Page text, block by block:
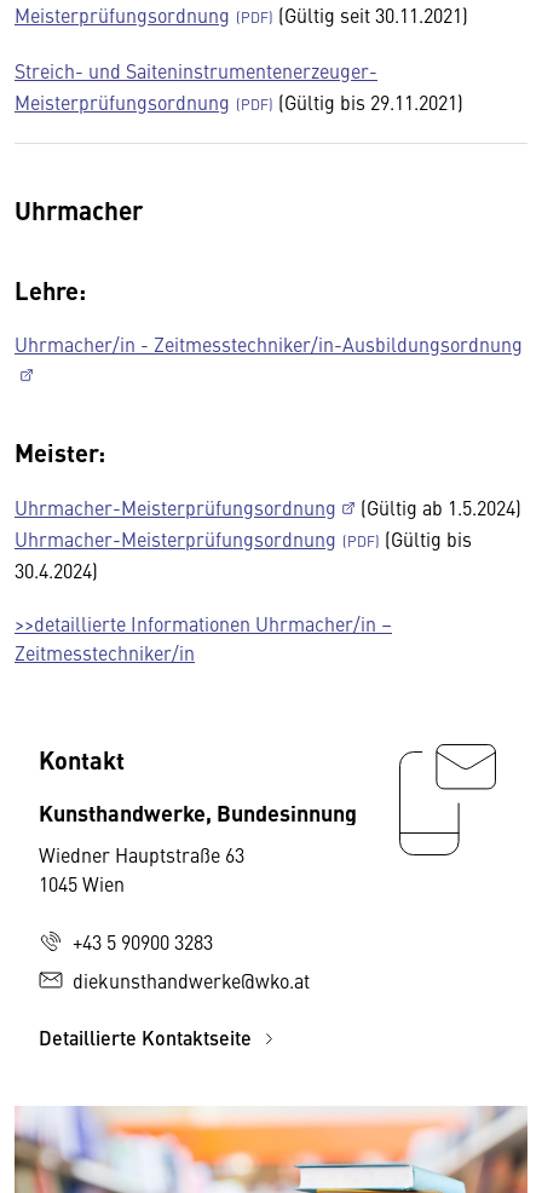
Meisterprüfungsordnung (Gültig seit 30.11.2021)
Streich- und Saiteninstrumentenerzeuger-
Meisterprüfungsordnung
(Gültig bis 29.11.2021)
Uhrmacher
Lehre:
Uhrmacher/in - Zeitmesstechniker/in-Ausbildungsordnung
Meister:
Uhrmacher-Meisterprüfungsordnung
(Gültig ab 1.5.2024)
Uhrmacher-Meisterprüfungsordnung
(Gültig bis
30.4.2024)
>>detaillierte Informationen Uhrmacher/in –
Zeitmesstechniker/in
Kontakt
Kunsthandwerke, Bundesinnung
Wiedner Hauptstraße 63
1045 Wien
+43 5 90900 3283
diekunsthandwerke@wko.at
Detaillierte Kontaktseite